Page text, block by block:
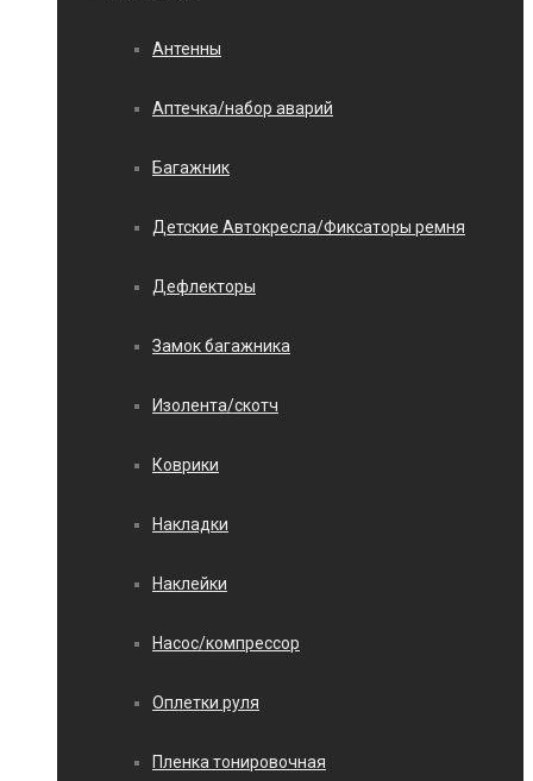
Антенны
Аптечка/набор аварий
Багажник
Детские Автокресла/Фиксаторы ремня
Дефлекторы
Замок багажника
Изолента/скотч
Коврики
Накладки
Наклейки
Насос/компрессор
Оплетки руля
Пленка тонировочная